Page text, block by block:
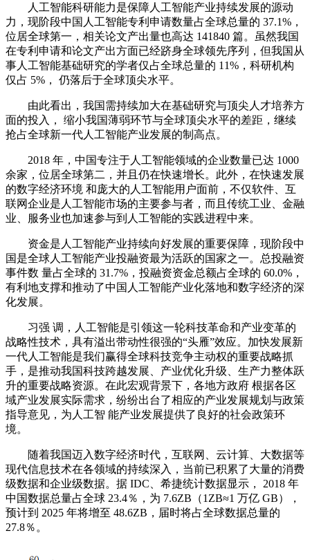
人工智能科研能力是保障人工智能产业持续发展的源动
力，现阶段中国人工智能专利申请数量占全球总量的 37.1%，
位居全球第一，相关论文产出量也高达 141840 篇。虽然我国
在专利申请和论文产出方面已经跻身全球领先序列，但我国从
事人工智能基础研究的学者仅占全球总量的 11%，科研机构
仅占 5%， 仍落后于全球顶尖水平。
由此看出，我国需持续加大在基础研究与顶尖人才培养方
面的投入， 缩小我国薄弱环节与全球顶尖水平的差距，继续
抢占全球新一代人工智能产业发展的制高点。
2018 年，中国专注于人工智能领域的企业数量已达 1000
余家，位居全球第二，并且仍在快速增长。此外，在快速发展
的数字经济环境 和庞大的人工智能用户面前，不仅软件、互
联网企业是人工智能市场的主要参与者，而且传统工业、金融
业、服务业也加速参与到人工智能的实践进程中来。
资金是人工智能产业持续向好发展的重要保障，现阶段中
国是全球人工智能产业投融资最为活跃的国家之一。总投融资
事件数 量占全球的 31.7%，投融资资金总额占全球的 60.0%，
有利地支撑和推动了中国人工智能产业化落地和数字经济的深
化发展。
习强 调，人工智能是引领这一轮科技革命和产业变革的
战略性技术，具有溢出带动性很强的“头雁”效应。加快发展新
一代人工智能是我们赢得全球科技竞争主动权的重要战略抓
手，是推动我国科技跨越发展、产业优化升级、生产力整体跃
升的重要战略资源。在此宏观背景下，各地方政府 根据各区
域产业发展实际需求，纷纷出台了相应的产业发展规划与政策
指导意见，为人工智 能产业发展提供了良好的社会政策环
境。
随着我国迈入数字经济时代，互联网、云计算、大数据等
现代信息技术在各领域的持续深入，当前已积累了大量的消费
级数据和企业级数据。据 IDC、希捷统计数据显示， 2018 年
中国数据总量占全球 23.4％，为 7.6ZB（1ZB≈1 万亿 GB），
预计到 2025 年将增至 48.6ZB，届时将占全球数据总量的
27.8％。